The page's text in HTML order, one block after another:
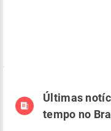
Últimas
tempo no